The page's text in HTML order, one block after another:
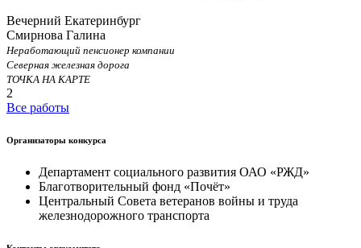
Вечерний Екатеринбург
Смирнова Галина
Неработающий пенсионер компании
Северная железная дорога
ТОЧКА НА КАРТЕ
2
Все работы
Организаторы конкурса
Департамент социального развития ОАО «РЖД»
Благотворительный фонд «Почёт»
Центральный Совета ветеранов войны и труда
железнодорожного транспорта